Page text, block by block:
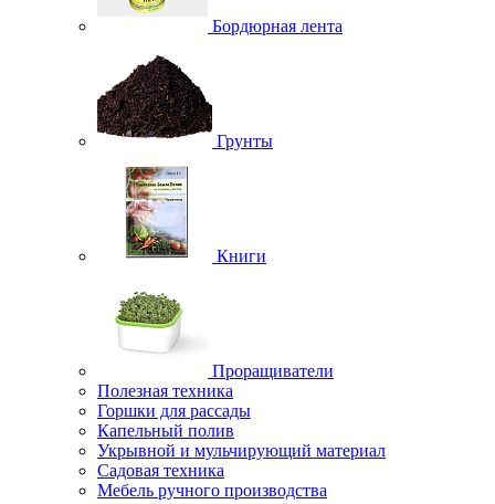
Бордюрная лента
Грунты
Книги
Проращиватели
Полезная техника
Горшки для рассады
Капельный полив
Укрывной и мульчирующий материал
Садовая техника
Мебель ручного производства